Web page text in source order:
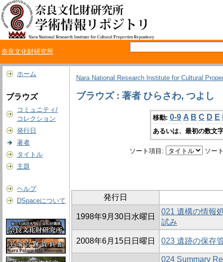
奈良文化財研究所
ホーム
ブラウズ
コミュニティ/
コレクション
発行日
著者
タイトル
主題
ヘルプ
DSpaceについて
Nara National Research Institute for Cultural
ブラウズ : 著者 ひらさわ, つよし
移動: 0-9 A B C D E
あるいは、最初の数文
ソート項目: ソー
発行日
1998年9月30日水曜日
021 遺構の情報
試み
2008年6月15日日曜日 023 遺跡の保存
024 Summary